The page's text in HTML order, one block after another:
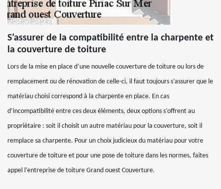
S’assurer de la compatibilité entre la charpente et
la couverture de toiture
Lors de la mise en place d’une nouvelle couverture de toiture ou lors de
remplacement ou de rénovation de celle-ci, il faut toujours s’assurer que le
matériau choisi correspond à la charpente en place. En cas
d’incompatibilité entre ces deux éléments, deux options s’offrent au
propriétaire : soit il choisit un autre matériau pour la couverture, soit il
remplace sa charpente. Pour un choix judicieux du matériau pour votre
couverture de toiture et pour une pose de toiture dans les normes, faites
appel l’entreprise de toiture Grand ouest Couverture.